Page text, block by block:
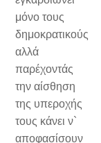
μόνο τους
δημοκρατικούς
αλλά
παρέχοντάς
την αίσθηση
της υπεροχής
τους κάνει ν`
αποφασίσουν